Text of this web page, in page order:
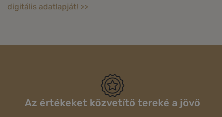
Az értékeket közvetítő tereké a jövő
digitális adatlapját! >>